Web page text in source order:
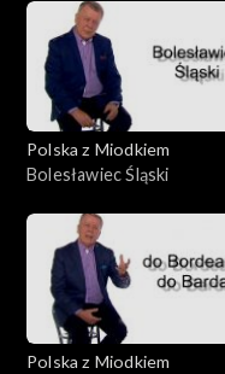
Polska z Miodkiem
Bolesławiec Śląski
Polska z Miodkiem